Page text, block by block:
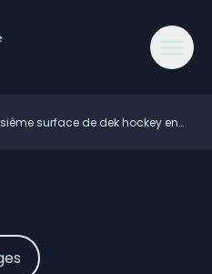
surface de dek hockey en
évalue le potentiel éolien dans
pour Mont en fête